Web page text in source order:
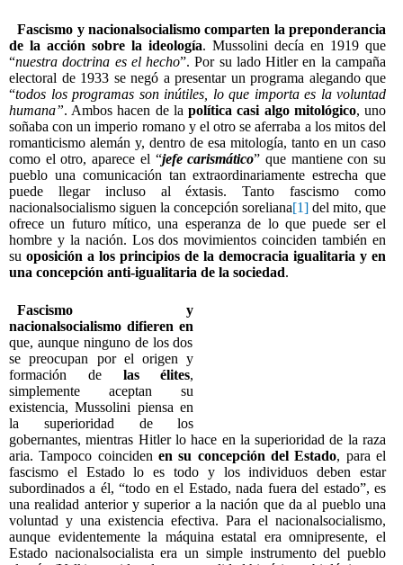
Fascismo y nacionalsocialismo comparten la preponderancia
de la acción sobre la ideología. Mussolini decía en 1919 que
“nuestra doctrina es el hecho”. Por su lado Hitler en la campaña
electoral de 1933 se negó a presentar un programa alegando que
“todos los programas son inútiles, lo que importa es la voluntad
humana”. Ambos hacen de lapolítica casi algo mitológico, uno
soñaba con un imperio romano y el otro se aferraba a los mitos del
romanticismo alemán y, dentro de esa mitología, tanto en un caso
como el otro, aparece el “jefe carismático” que mantiene con su
pueblo una comunicación tan extraordinariamente estrecha que
puede llegar incluso al éxtasis. Tanto fascismo como
nacionalsocialismo siguen la concepción soreliana[1] del mito, que
ofrece un futuro mítico, una esperanza de lo que puede ser el
hombre y la nación. Los dos movimientos coinciden también en
suoposición a los principios de la democracia igualitaria y en
una concepción anti-igualitaria de la sociedad.
Fascismo y
nacionalsocialismo difieren en
que, aunque ninguno de los dos
se preocupan por el origen y
formación de las élites,
simplemente aceptan su
existencia, Mussolini piensa en
la superioridad de los
gobernantes, mientras Hitler lo hace en la superioridad de la raza
aria. Tampoco coincidenen su concepción del Estado, para el
fascismo el Estado lo es todo y los individuos deben estar
subordinados a él, “todo en el Estado, nada fuera del estado”, es
una realidad anterior y superior a la nación que da al pueblo una
voluntad y una existencia efectiva. Para el nacionalsocialismo,
aunque evidentemente la máquina estatal era omnipresente, el
Estado nacionalsocialista era un simple instrumento del pueblo